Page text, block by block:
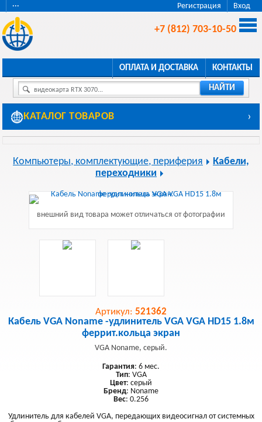
Регистрация Вход
···
+7 (812) 703-10-50
ОПЛАТА И ДОСТАВКА КОНТАКТЫ
видеокарта RTX 3070... НАЙТИ
КАТАЛОГ ТОВАРОВ ›
Компьютеры, комплектующие, периферия
Кабели,
переходники
внешний вид товара может отличаться от фотографии
Артикул: 521362
Кабель VGA Noname -удлинитель VGA VGA HD15 1.8м
феррит.кольца экран
VGA Noname, серый.
Гарантия: 6 мес.
Тип: VGA
Цвет: серый
Бренд: Noname
Вес: 0.256
Удлинитель для кабелей VGA, передающих видеосигнал от системных